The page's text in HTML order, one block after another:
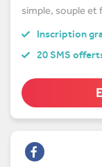
simple, souple et
Inscription
20 SMS